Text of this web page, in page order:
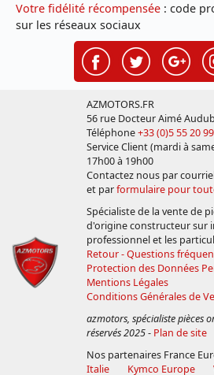
Votre fidélité récompensée : code
sur les réseaux sociaux
AZMOTORS.FR
56 rue Docteur Aimé
Téléphone+33 (0)5 55 20
Service Client (mardi à
17h00 à 19h00
Contactez nous par
et parformulaire pour
Spécialiste de la vente de
d'origine constructeur sur
professionnel et les
Retour - Questions
Protection des Données
Mentions Légales
Conditions Générales de
azmotors, spécialiste pièces
réservés 2025- Plan de site
Nos partenaires France
Italie
Kymco Europe